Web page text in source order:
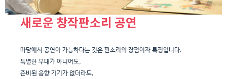
새로운 창작판소리 공연
마당에서 공연이 가능하다는 것은 판소리의 장점이자 특징입니다.
특별한 무대가 아니어도,
준비된 음향 기기가 없더라도,